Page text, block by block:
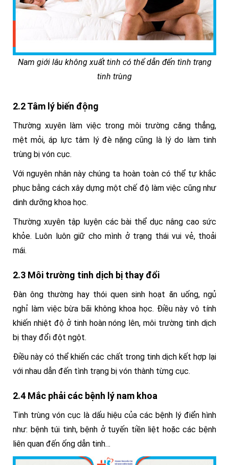
Nam giới lâu không xuất tinh có thể dẫn đến tình trạng
tinh trùng
2.2 Tâm lý biến động
Thường xuyên làm việc trong môi trường căng thẳng,
mệt mỏi, áp lực tâm lý đè nặng cũng là lý do làm tinh
trùng bị vón cục.
Với nguyên nhân này chúng ta hoàn toàn có thể tự khắc
phục bằng cách xây dựng một chế độ làm việc cũng như
dinh dưỡng khoa học.
Thường xuyên tập luyện các bài thể dục nâng cao sức
khỏe. Luôn luôn giữ cho mình ở trạng thái vui vẻ, thoải
mái.
2.3 Môi trường tinh dịch bị thay đổi
Đàn ông thường hay thói quen sinh hoạt ăn uống, ngủ
nghỉ làm việc bừa bãi không khoa học. Điều này vô tính
khiến nhiệt độ ở tinh hoàn nóng lên, môi trường tinh dịch
bị thay đổi đột ngột.
Điều này có thể khiến các chất trong tinh dịch kết hợp lại
với nhau dẫn đến tình trạng bị vón thành từng cục.
2.4 Mắc phải các bệnh lý nam khoa
Tinh trùng vón cục là dấu hiệu của các bệnh lý điển hình
như: bệnh túi tinh, bệnh ở tuyến tiền liệt hoặc các bệnh
liên quan đến ống dẫn tinh…